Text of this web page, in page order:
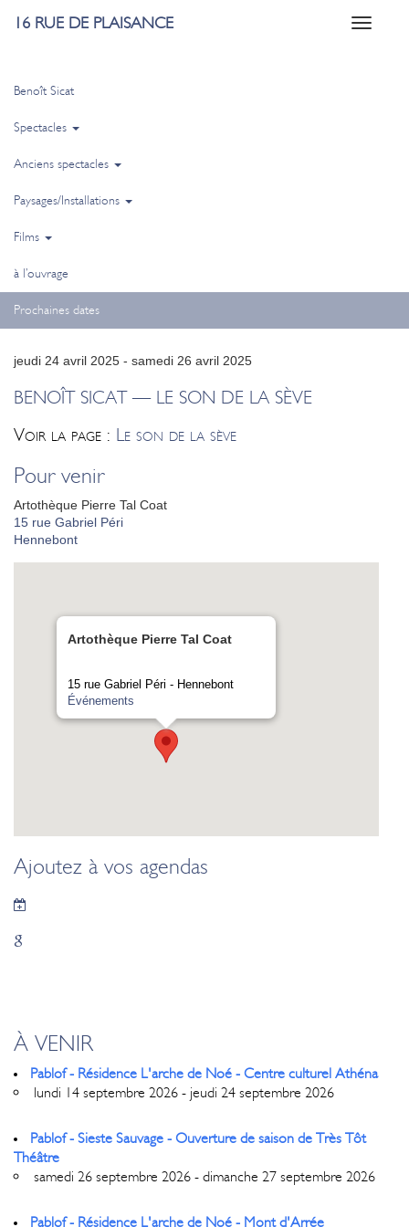
Toggle
16 RUE DE PLAISANCE
Benoît Sicat
Spectacles
Anciens spectacles
Paysages/Installations
Films
à l’ouvrage
Prochaines dates
jeudi 24 avril 2025 - samedi 26 avril 2025
BENOÎT SICAT — LE SON DE LA SÈVE
Voir la page : Le son de la sève
Pour venir
Artothèque Pierre Tal Coat
15 rue Gabriel Péri
Hennebont
Artothèque Pierre Tal Coat
15 rue Gabriel Péri - Hennebont
Événements
Ajoutez à vos agendas
À VENIR
Pablof - Résidence L'arche de Noé - Centre culturel Athéna
lundi 14 septembre 2026 - jeudi 24 septembre 2026
Pablof - Sieste Sauvage - Ouverture de saison de Très Tôt
Théâtre
samedi 26 septembre 2026 - dimanche 27 septembre 2026
Pablof - Résidence L'arche de Noé - Mont d'Arrée